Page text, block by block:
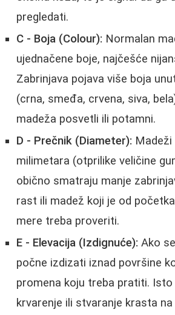
pregledati.
C - Boja (Colour): Normalan
ujednačene boje, najčešće
Zabrinjava pojava više boja
(crna, smeđa, crvena, siva,
madeža posvetli ili potamni.
D - Prečnik (Diameter):
milimetara (otprilike veličine
obično smatraju manje
rast ili madež koji je od
mere treba proveriti.
E - Elevacija (Izdignuće): Ako
počne izdizati iznad površine
promena koju treba pratiti. Isto
krvarenje ili stvaranje krasta